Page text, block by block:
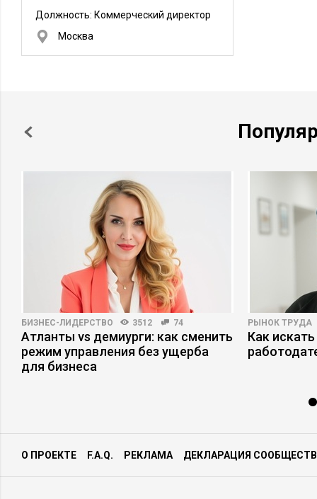
Должность: Коммерческий директор
Москва
БИЗНЕС-ЛИДЕРСТВО 3512 74
Атланты vs демиурги: как сменить
режим управления без ущерба
для бизнеса
РЫНОК ТРУДА
Как
О ПРОЕКТЕ F.A.Q. РЕКЛАМА ДЕКЛАРАЦИЯ